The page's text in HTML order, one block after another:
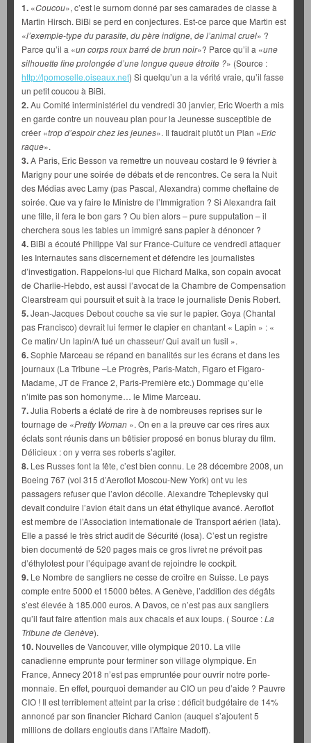
1. «Coucou», c’est le surnom donné par ses camarades de classe à
Martin Hirsch. BiBi se perd en conjectures. Est-ce parce que Martin est
«l’exemple-type du parasite, du père indigne, de l’animal cruel» ?
Parce qu’il a «un corps roux barré de brun noir»? Parce qu’il a «une
silhouette fine prolongée d’une longue queue étroite ?» (Source :
http://lpomoselle.oiseaux.net) Si quelqu’un a la vérité vraie, qu’il fasse
un petit coucou à BiBi.
2.Au Comité interministériel du vendredi 30 janvier, Eric Woerth a mis
en garde contre un nouveau plan pour la Jeunesse susceptible de
créer «trop d’espoir chez les jeunes». Il faudrait plutôt un Plan «Eric
raque».
3.A Paris, Eric Besson va remettre un nouveau costard le 9 février à
Marigny pour une soirée de débats et de rencontres. Ce sera la Nuit
des Médias avec Lamy (pas Pascal, Alexandra) comme cheftaine de
soirée. Que va y faire le Ministre de l’Immigration ? Si Alexandra fait
une fille, il fera le bon gars ? Ou bien alors – pure supputation – il
cherchera sous les tables un immigré sans papier à dénoncer ?
4. BiBi a écouté Philippe Val sur France-Culture ce vendredi attaquer
les Internautes sans discernement et défendre les journalistes
d’investigation. Rappelons-lui que Richard Malka, son copain avocat
de Charlie-Hebdo, est aussi l’avocat de la Chambre de Compensation
Clearstream qui poursuit et suit à la trace le journaliste Denis Robert.
5.Jean-Jacques Debout couche sa vie sur le papier. Goya (Chantal
pas Francisco) devrait lui fermer le clapier en chantant « Lapin » : «
Ce matin/ Un lapin/A tué un chasseur/ Qui avait un fusil ».
6.Sophie Marceau se répand en banalités sur les écrans et dans les
journaux (La Tribune –Le Progrès, Paris-Match, Figaro et Figaro-
Madame, JT de France 2, Paris-Première etc.) Dommage qu’elle
n’imite pas son homonyme… le Mime Marceau.
7.Julia Roberts a éclaté de rire à de nombreuses reprises sur le
tournage de «Pretty Woman ». On en a la preuve car ces rires aux
éclats sont réunis dans un bêtisier proposé en bonus bluray du film.
Délicieux : on y verra ses roberts s’agiter.
8. Les Russes font la fête, c’est bien connu. Le 28 décembre 2008, un
Boeing 767 (vol 315 d’Aeroflot Moscou-New York) ont vu les
passagers refuser que l’avion décolle. Alexandre Tcheplevsky qui
devait conduire l’avion était dans un état éthylique avancé. Aeroflot
est membre de l’Association internationale de Transport aérien (Iata).
Elle a passé le très strict audit de Sécurité (Iosa). C’est un registre
bien documenté de 520 pages mais ce gros livret ne prévoit pas
d’éthylotest pour l’équipage avant de rejoindre le cockpit.
9. Le Nombre de sangliers ne cesse de croître en Suisse. Le pays
compte entre 5000 et 15000 bêtes. A Genève, l’addition des dégâts
s’est élevée à 185.000 euros. A Davos, ce n’est pas aux sangliers
qu’il faut faire attention mais aux chacals et aux loups. ( Source :La
Tribune de Genève).
10. Nouvelles de Vancouver, ville olympique 2010. La ville
canadienne emprunte pour terminer son village olympique. En
France, Annecy 2018 n’est pas empruntée pour ouvrir notre porte-
monnaie. En effet, pourquoi demander au CIO un peu d’aide ? Pauvre
CIO ! Il est terriblement atteint par la crise : déficit budgétaire de 14%
annoncé par son financier Richard Canion (auquel s’ajoutent 5
millions de dollars engloutis dans l’Affaire Madoff).